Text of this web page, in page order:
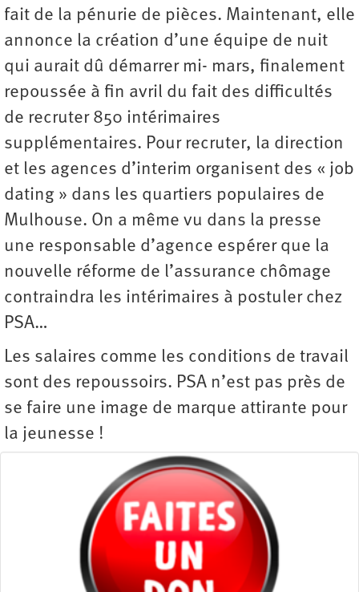
fait de la pénurie de pièces. Maintenant, elle
annonce la création d’une équipe de nuit
qui aurait dû démarrer mi- mars, finalement
repoussée à fin avril du fait des difficultés
de recruter 850 intérimaires
supplémentaires. Pour recruter, la direction
et les agences d’interim organisent des « job
dating » dans les quartiers populaires de
Mulhouse. On a même vu dans la presse
une responsable d’agence espérer que la
nouvelle réforme de l’assurance chômage
contraindra les ­intérimaires à postuler chez
PSA…
Les salaires comme les conditions de travail
sont des repoussoirs. PSA n’est pas près de
se faire une image de marque attirante pour
la jeunesse !